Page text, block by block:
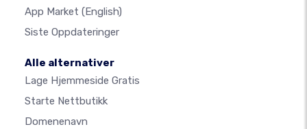
App Market (English)
Siste Oppdateringer
Alle alternativer
Lage Hjemmeside Gratis
Starte Nettbutikk
Domenenavn